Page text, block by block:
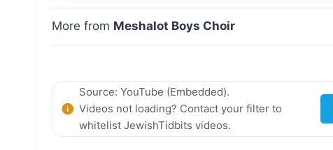
More from Meshalot Boys Choir
Source: YouTube (Embedded).
Videos not loading? Contact your filter to
whitelist JewishTidbits videos.